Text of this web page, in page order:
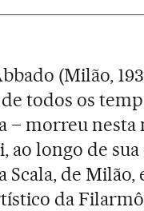
(Milão,
todos os
– morreu nesta
ao longo de
Scala, de
da